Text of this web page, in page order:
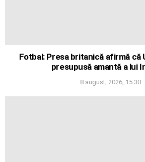
Fotbal: Presa britanică afirmă că
presupusă amantă a lui
8 august, 2026, 15:30